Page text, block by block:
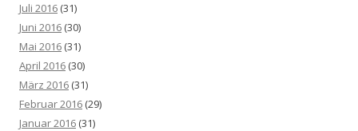
Juli 2016 (31)
Juni 2016 (30)
Mai 2016 (31)
April 2016 (30)
März 2016 (31)
Februar 2016 (29)
Januar 2016 (31)